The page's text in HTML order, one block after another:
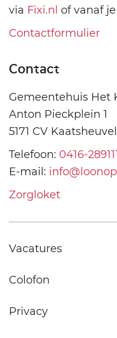
via Fixi.nl of vanaf
Contactformulier
Contact
Gemeentehuis Het
Anton Pieckplein 1
5171 CV Kaatsheuvel
Telefoon: 0416-
E-mail:
Zorgloket
Vacatures
Colofon
Privacy